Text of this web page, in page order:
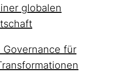
globalen
Governance für